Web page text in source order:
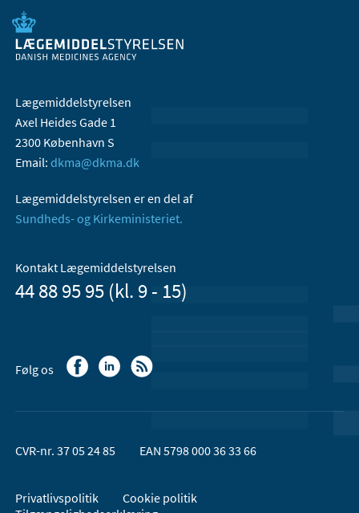
Lægemiddelstyrelsen
Axel Heides Gade 1
2300 København S
Email: dkma@dkma.dk
Lægemiddelstyrelsen er en del af
Sundheds- og Kirkeministeriet.
Kontakt Lægemiddelstyrelsen
44 88 95 95 (kl. 9 - 15)
Følg os
CVR-nr. 37 05 24 85 EAN 5798 000 36 33 66
Privatlivspolitik
Cookie politik